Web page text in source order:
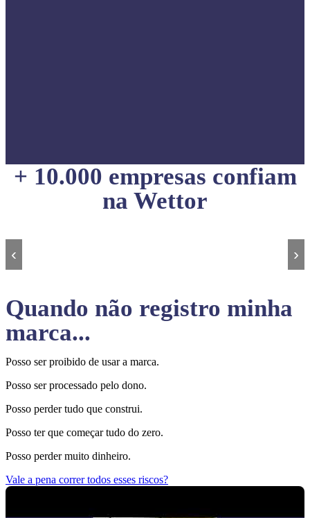
+ 10.000 empresas confiam
na Wettor
‹ ›
Quando não registro minha
marca...
Posso ser proibido de usar a marca.
Posso ser processado pelo dono.
Posso perder tudo que construi.
Posso ter que começar tudo do zero.
Posso perder muito dinheiro.
Vale a pena correr todos esses riscos?